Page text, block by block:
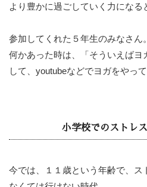
より豊かに過ごしていく力になる
参加してくれた５年生のみなさん。
何かあった時は、「そういえばヨ
して、youtubeなどでヨガをやっ
小学校でのストレ
今では、１１歳という年齢で、ス